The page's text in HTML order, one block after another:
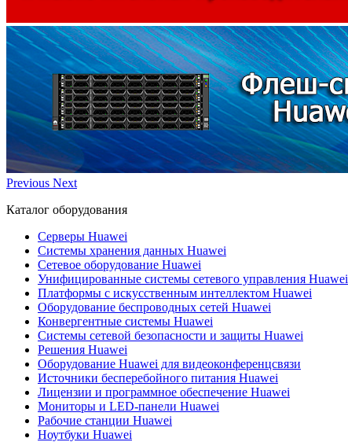
Previous Next
Каталог оборудования
Серверы Huawei
Системы хранения данных Huawei
Сетевое оборудование Huawei
Унифицированные системы сетевого управления Huawei
Платформы с искусственным интеллектом Huawei
Оборудование беспроводных сетей Huawei
Конвергентные системы Huawei
Системы сетевой безопасности и защиты Huawei
Решения Huawei
Оборудование Huawei для видеоконференцсвязи
Источники бесперебойного питания Huawei
Лицензии и программное обеспечение Huawei
Мониторы и LED-панели Huawei
Рабочие станции Huawei
Ноутбуки Huawei